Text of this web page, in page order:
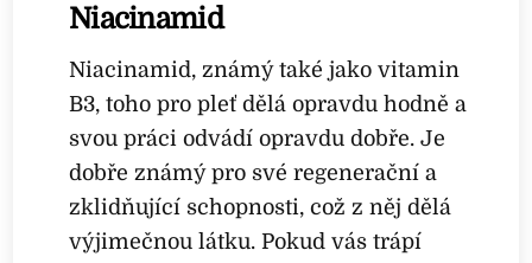
Niacinamid
Niacinamid, známý také jako vitamin
B3, toho pro pleť dělá opravdu hodně a
svou práci odvádí opravdu dobře. Je
dobře známý pro své regenerační a
zklidňující schopnosti, což z něj dělá
výjimečnou látku. Pokud vás trápí